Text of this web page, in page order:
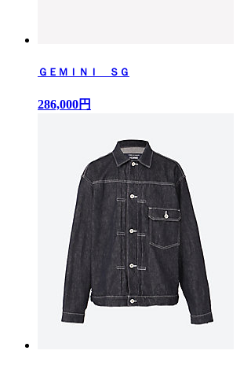
ＧＥＭＩＮＩ ＳＧ
286,000円